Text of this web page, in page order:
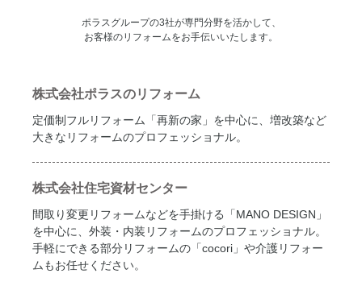
ポラスグループの3社が専門分野を活かして、
お客様のリフォームをお手伝いいたします。
株式会社ポラスのリフォーム
定価制フルリフォーム「再新の家」を中心に、増改築など
大きなリフォームのプロフェッショナル。
株式会社住宅資材センター
間取り変更リフォームなどを手掛ける「MANO DESIGN」
を中心に、外装・内装リフォームのプロフェッショナル。
手軽にできる部分リフォームの「cocori」や介護リフォー
ムもお任せください。